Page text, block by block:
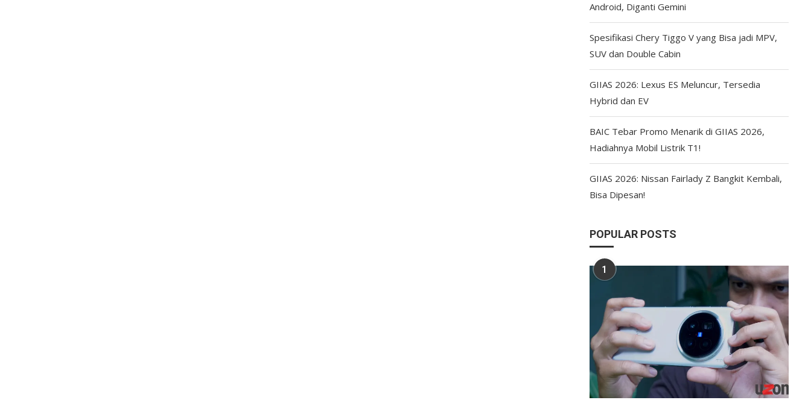
Android, Diganti Gemini
Spesifikasi Chery Tiggo V yang Bisa jadi MPV,
SUV dan Double Cabin
GIIAS 2026: Lexus ES Meluncur, Tersedia
Hybrid dan EV
BAIC Tebar Promo Menarik di GIIAS 2026,
Hadiahnya Mobil Listrik T1!
GIIAS 2026: Nissan Fairlady Z Bangkit Kembali,
Bisa Dipesan!
POPULAR POSTS
1